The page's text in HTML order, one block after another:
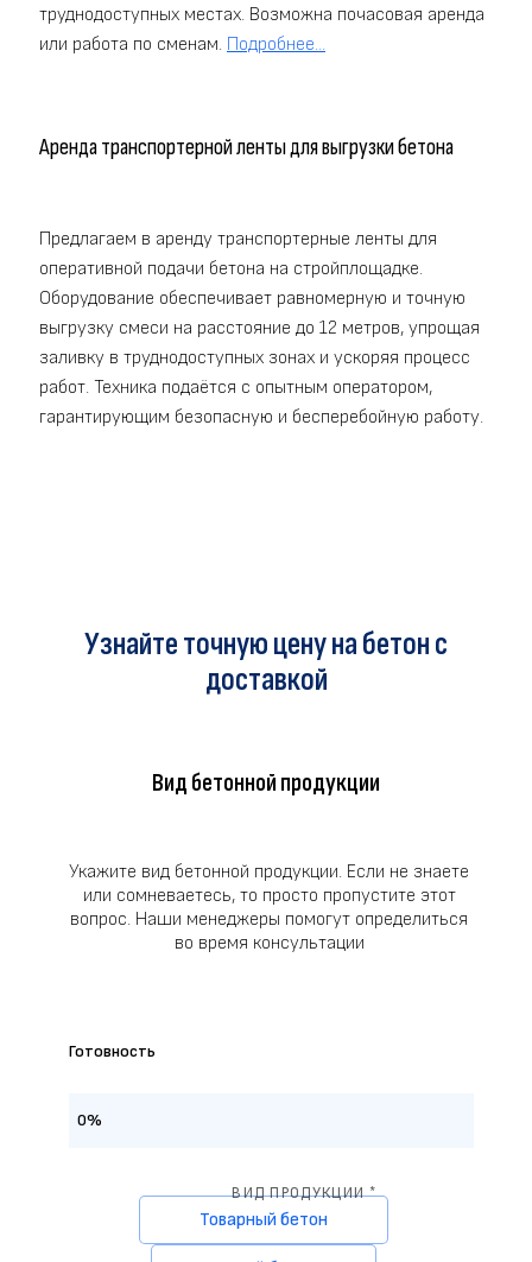
труднодоступных местах. Возможна почасовая аренда
или работа по сменам. Подробнее...
Аренда транспортерной ленты для выгрузки бетона
Предлагаем в аренду транспортерные ленты для
оперативной подачи бетона на стройплощадке.
Оборудование обеспечивает равномерную и точную
выгрузку смеси на расстояние до 12 метров, упрощая
заливку в труднодоступных зонах и ускоряя процесс
работ. Техника подаётся с опытным оператором,
гарантирующим безопасную и бесперебойную работу.
Узнайте точную цену на бетон с
доставкой
Вид бетонной продукции
Укажите вид бетонной продукции. Если не знаете
или сомневаетесь, то просто пропустите этот
вопрос. Наши менеджеры помогут определиться
во время консультации
Готовность
0%
ВИД ПРОДУКЦИИ *
Товарный бетон